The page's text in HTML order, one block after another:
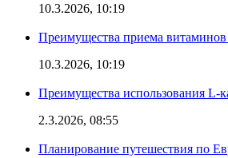
10.3.2026, 10:19
Преимущества приема витаминов
10.3.2026, 10:19
Преимущества использования L-
2.3.2026, 08:55
Планирование путешествия по